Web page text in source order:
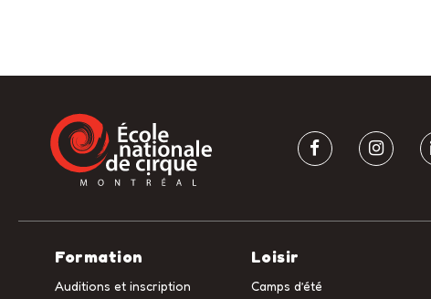
Formation
Auditions et inscription
Loisir
Camps d’été